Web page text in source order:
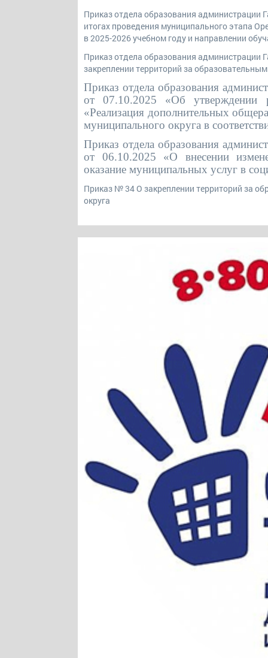
Приказ отдела образования администрации
итогах проведения муниципального этапа
в 2025-2026 учебном году и направлении
Приказ отдела образования администрации
закреплении территорий за
Приказ отдела образования
от 07.10.2025 «Об утверждении
«Реализация дополнительных
муниципального округа в
Приказ отдела образования
от 06.10.2025 «О внесении
оказание муниципальных услуг в
Приказ № 34 О закреплении территорий за
округа